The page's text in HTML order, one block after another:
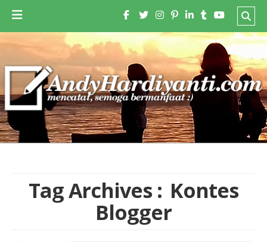
Tag Archives : Kontes
Blogger